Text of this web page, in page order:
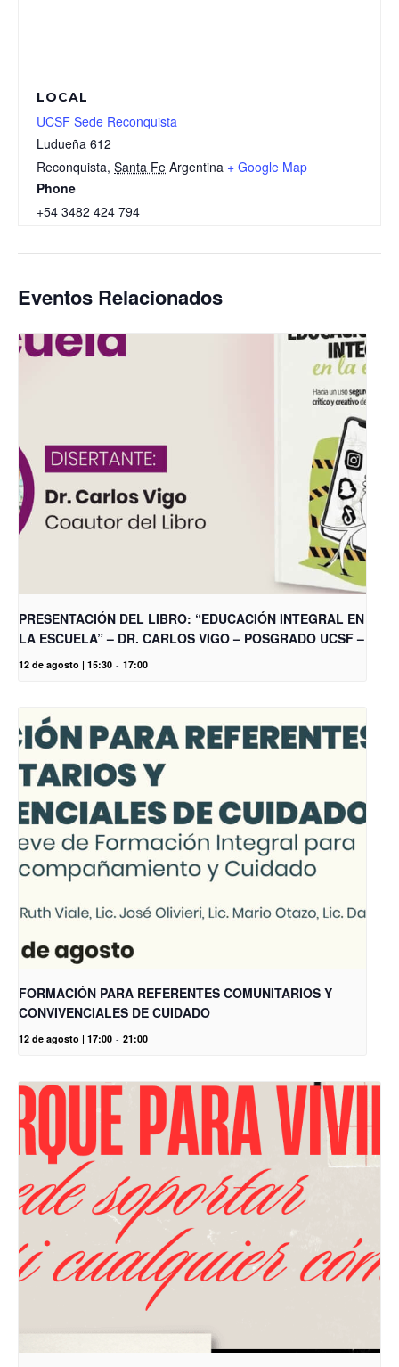
LOCAL
UCSF Sede Reconquista
Ludueña 612
Reconquista, Santa Fe Argentina + Google Map
Phone
+54 3482 424 794
Eventos Relacionados
PRESENTACIÓN DEL LIBRO: “EDUCACIÓN INTEGRAL EN
LA ESCUELA” – DR. CARLOS VIGO – POSGRADO UCSF –
12 de agosto | 15:30 - 17:00
FORMACIÓN PARA REFERENTES COMUNITARIOS Y
CONVIVENCIALES DE CUIDADO
12 de agosto | 17:00 - 21:00